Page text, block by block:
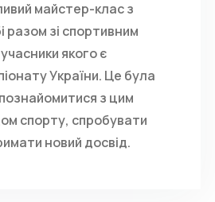
майстер-клас з
зі спортивним
якого є
України. Це була
з цим
спорту, спробувати
новий досвід.